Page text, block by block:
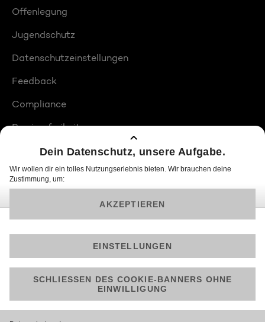
Offenlegung
Jugendschutz
Datenschutzeinstellungen
Feedback
Compliance
Barrierefreiheit
Produktplatzierungen